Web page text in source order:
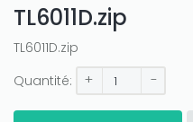
TL6011D.zip
TL6011D.zip
Quantité:
+ -